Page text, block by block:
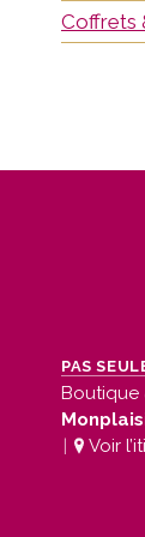
Coffrets
PAS
Boutique
|
Voir